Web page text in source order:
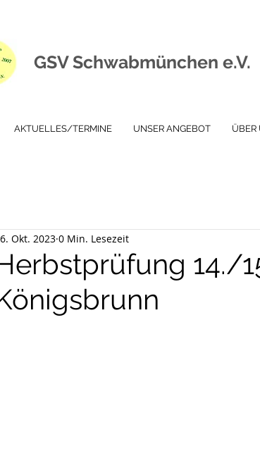
GSV Schwabmünchen e.V.
AKTUELLES/TERMINE UNSER ANGEBOT ÜBER
14./
Okt. 2023 0 Min. Lesezeit